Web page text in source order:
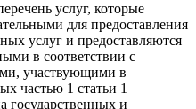
услуг, которые
для предоставления
услуг и предоставляются
в соответствии с
участвующими в
частью 1 статьи 1
государственных и